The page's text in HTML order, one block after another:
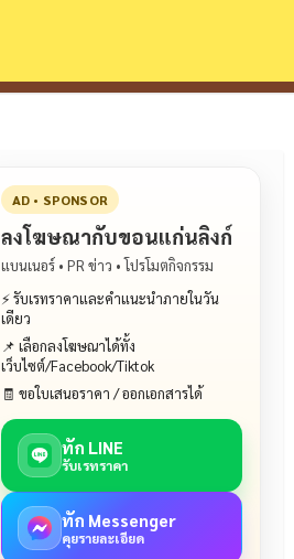
AD • SPONSOR
ลงโฆษณากับขอนแก่นลิงก์
แบนเนอร์ • PR ข่าว • โปรโมตกิจกรรม
⚡ รับเรทราคาและคำแนะนำภายในวัน
เดียว
📌 เลือกลงโฆษณาได้ทั้ง
เว็บไซต์/Facebook/Tiktok
🧾 ขอใบเสนอราคา / ออกเอกสารได้
ทัก LINE
รับเรทราคา
ทัก Messenger
คุยรายละเอียด